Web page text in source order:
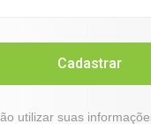
Cadastrar
utilizar suas